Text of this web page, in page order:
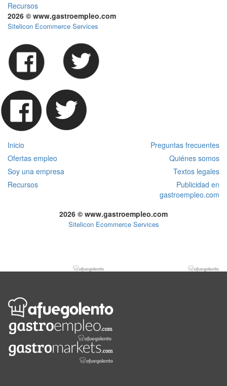
Recursos
2026 © www.gastroempleo.com
Sitelicon Ecommerce Services
Inicio
Preguntas frecuentes
Ofertas empleo
Quiénes somos
Soy una empresa
Textos legales
Recursos
Publicidad en
gastroempleo.com
2026 © www.gastroempleo.com
Sitelicon Ecommerce Services